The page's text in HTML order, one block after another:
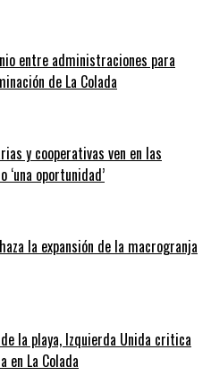
entre administraciones para
de La Colada
y cooperativas ven en las
‘una oportunidad’
la expansión de la macrogranja
la playa, Izquierda Unida critica
en La Colada